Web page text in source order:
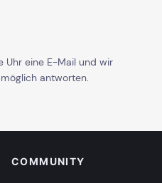
Uhr eine E-Mail und wir
antworten.
COMMUNITY